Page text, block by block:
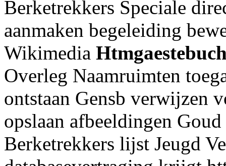
Berketrekkers Speciale
aanmaken begeleiding
Wikimedia
Overleg Naamruimten
ontstaan Gensb verwijzen
opslaan afbeeldingen
Berketrekkers lijst Jeugd